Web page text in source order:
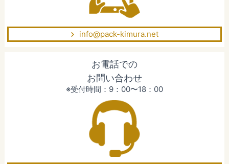
info@pack-kimura.net
お電話での
お問い合わせ
※受付時間：9：00〜18：00